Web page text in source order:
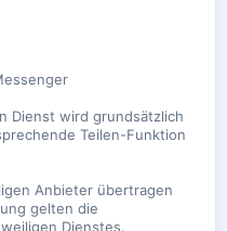
Dienst wird grundsätzlich
Teilen-Funktion
Anbieter übertragen
gelten die
Dienstes.